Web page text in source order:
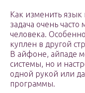
Как изменить язык
задача очень
человека.
куплен в другой
В айфоне, айпаде
системы, но и
одной рукой или
программы.